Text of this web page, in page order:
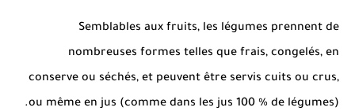
Semblables aux fruits, les légumes prennent de
nombreuses formes telles que frais, congelés, en
conserve ou séchés, et peuvent être servis cuits ou crus,
ou même en jus (comme dans les jus 100 % de légumes).